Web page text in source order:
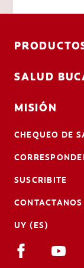
SALUD
MISIÓN
CHEQUEO DE
SUSCRIBITE
CONTACTANOS
UY (ES)